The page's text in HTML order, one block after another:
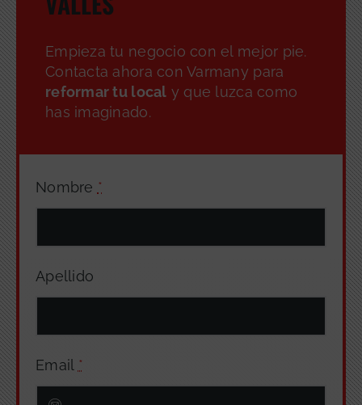
Nombre *
Apellido
Email *
Empieza tu negocio con el mejor pie.
Contacta ahora con Varmany para
reformar tu local y que luzca como
has imaginado.